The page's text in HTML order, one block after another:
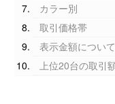
カラー別
取引価格帯
表示金額について
上位20台の取引